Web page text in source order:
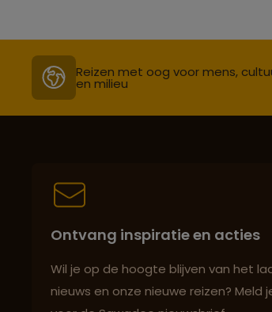
Reizen met oog voor mens,
en milieu
Ontvang inspiratie en acties
Wil je op de hoogte blijven van het
nieuws en onze nieuwe reizen? Meld